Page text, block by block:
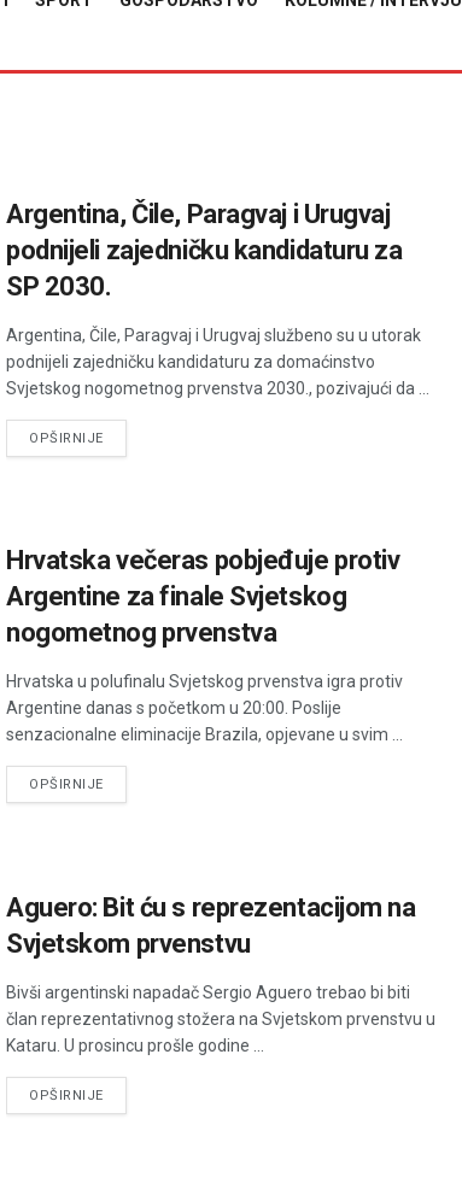
Argentina, Čile, Paragvaj i Urugvaj
podnijeli zajedničku kandidaturu za
SP 2030.
Argentina, Čile, Paragvaj i Urugvaj službeno su u utorak
podnijeli zajedničku kandidaturu za domaćinstvo
Svjetskog nogometnog prvenstva 2030., pozivajući da ...
OPŠIRNIJEDETAILS
Hrvatska večeras pobjeđuje protiv
Argentine za finale Svjetskog
nogometnog prvenstva
Hrvatska u polufinalu Svjetskog prvenstva igra protiv
Argentine danas s početkom u 20:00. Poslije
senzacionalne eliminacije Brazila, opjevane u svim ...
OPŠIRNIJEDETAILS
Aguero: Bit ću s reprezentacijom na
Svjetskom prvenstvu
Bivši argentinski napadač Sergio Aguero trebao bi biti
član reprezentativnog stožera na Svjetskom prvenstvu u
Kataru. U prosincu prošle godine ...
OPŠIRNIJEDETAILS